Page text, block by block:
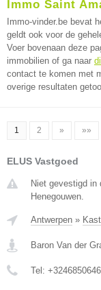
Immo Saint
Immo-vinder.be bevat
geldt ook voor de
Voer bovenaan deze
immobilien of ga naar
contact te komen met
overige resultaten
1 2 » »»
ELUS Vastgoed
Niet gevestigd in
Henegouwen.
Antwerpen »
Baron Van der
Tel: